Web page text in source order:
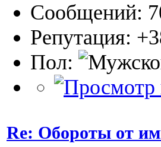
Сообщений:
Репутация:
Пол:
Re: Обороты от